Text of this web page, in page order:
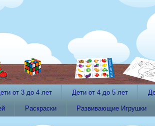
от 3 до 4 лет Дети от 4 до 5 лет
Раскраски Развивающие Игрушки